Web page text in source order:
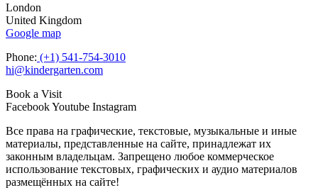
London
United Kingdom
Google map
Phone: (+1) 541-754-3010
hi@kindergarten.com
Book a Visit
FacebookYoutube Instagram
Все права на графические, текстовые, музыкальные и иные
материалы, представленные на сайте, принадлежат их
законным владельцам. Запрещено любое коммерческое
использование текстовых, графических и аудио материалов
размещённых на сайте!